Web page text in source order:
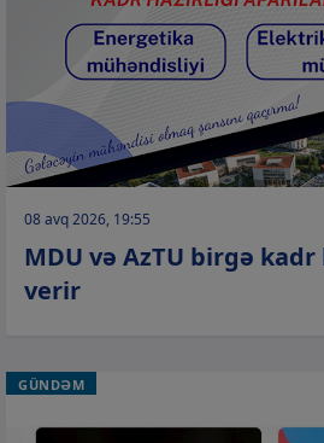
08 avq 2026, 19:55
MDU və AzTU birgə kadr
verir
GÜNDƏM